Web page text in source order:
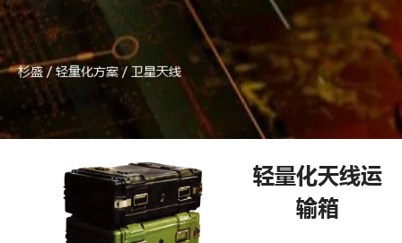
杉盛/轻量化方案 / 卫星天线
轻量化天线运
输箱